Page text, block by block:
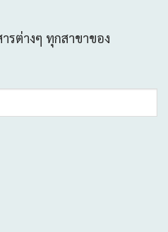
รต่างๆ ทุกสาขาของ